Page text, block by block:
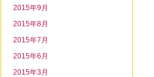
2015年9月
2015年8月
2015年7月
2015年6月
2015年3月